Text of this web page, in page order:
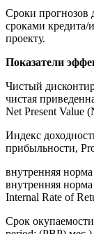
Сроки прогнозов
сроками кредита/
проекту.
Показатели
Чистый
чистая
Net Present Value
Индекс
прибыльности,
внутренняя
внутренняя
Internal Rate of
Срок